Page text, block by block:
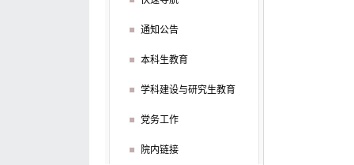
通知公告
本科生教育
学科建设与研究生教育
党务工作
院内链接